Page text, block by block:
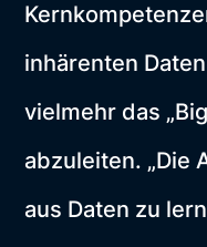
inhärenten
vielmehr das
abzuleiten. „Die
aus Daten zu